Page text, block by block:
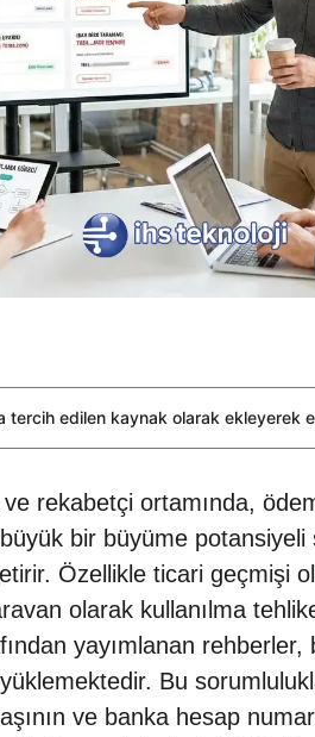
tercih edilen kaynak olarak ekleyerek
rekabetçi ortamında,
bir büyüme
Özellikle ticari geçmişi
olarak kullanılma
yayımlanan
Bu
ve banka hesap